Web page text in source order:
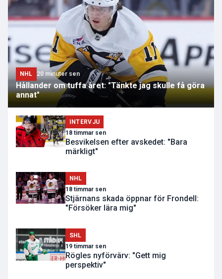
NHL 20 minuter sen
Hållander om tuffa året: "Tänkte jag skulle få göra
annat"
INTERVJU
18 timmar sen
Besvikelsen efter avskedet: "Bara
märkligt"
NHL
18 timmar sen
Stjärnans skada öppnar för Frondell:
"Försöker lära mig"
SHL
19 timmar sen
Rögles nyförvärv: "Gett mig
perspektiv"